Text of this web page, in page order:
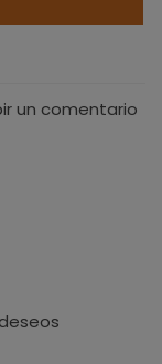
un comentario